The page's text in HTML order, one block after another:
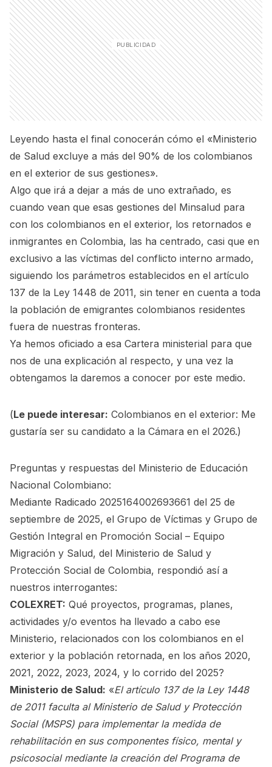
Leyendo hasta el final conocerán cómo el «Ministerio
de Salud excluye a más del 90% de los colombianos
en el exterior de sus gestiones».
Algo que irá a dejar a más de uno extrañado, es
cuando vean que esas gestiones del Minsalud para
con los colombianos en el exterior, los retornados e
inmigrantes en Colombia, las ha centrado, casi que en
exclusivo a las víctimas del conflicto interno armado,
siguiendo los parámetros establecidos en el artículo
137 de la Ley 1448 de 2011, sin tener en cuenta a toda
la población de emigrantes colombianos residentes
fuera de nuestras fronteras.
Ya hemos oficiado a esa Cartera ministerial para que
nos de una explicación al respecto, y una vez la
obtengamos la daremos a conocer por este medio.
(Le puede interesar: Colombianos en el exterior: Me
gustaría ser su candidato a la Cámara en el 2026.)
Preguntas y respuestas del Ministerio de Educación
Nacional Colombiano:
Mediante Radicado 2025164002693661 del 25 de
septiembre de 2025, el Grupo de Víctimas y Grupo de
Gestión Integral en Promoción Social – Equipo
Migración y Salud, del Ministerio de Salud y
Protección Social de Colombia, respondió así a
nuestros interrogantes:
COLEXRET: Qué proyectos, programas, planes,
actividades y/o eventos ha llevado a cabo ese
Ministerio, relacionados con los colombianos en el
exterior y la población retornada, en los años 2020,
2021, 2022, 2023, 2024, y lo corrido del 2025?
Ministerio de Salud: «El artículo 137 de la Ley 1448
de 2011 faculta al Ministerio de Salud y Protección
Social (MSPS) para implementar la medida de
rehabilitación en sus componentes físico, mental y
psicosocial mediante la creación del Programa de